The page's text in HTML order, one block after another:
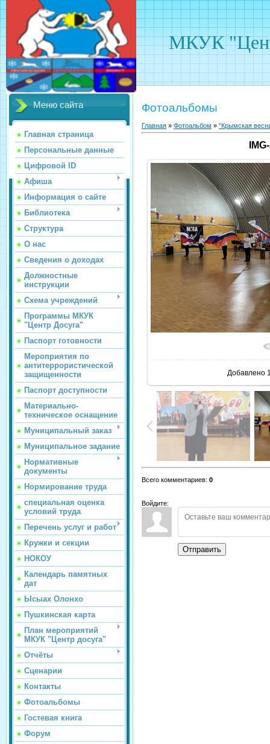
МКУК
Меню сайта
Главная страница
Персональные данные
Цифровой ID
Афиша
Информация о сайте
Библиотека
Структура
О нас
Сведения о доходах
Должностные
инструкции
Схема учреждений
Программы МКУК
"Центр Досуга"
Паспорт готовности
Мероприятия по
антитеррористической
защищенности
Паспорт доступности
Материально-
техническое оснащение
Муниципальный заказ
Муниципальное задание
Нормативные
документы
Нормирование труда
специальная оценка
условий труда
Перечень услуг и работ
Кружки и секции
НОКОУ
Календарь памятных
дат
Ысыах Олонхо
Пушкинская карта
План мероприятий
МКУК "Центр досуга"
Отчёты
Сценарии
Контакты
Фотоальбомы
Гостевая книга
Форум
Фотоальбомы
Главная » Фотоальбом » "Крымская
В
Добавлено
Всего комментариев: 0
Войдите:
Отправить